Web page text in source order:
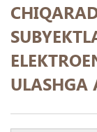
ULASHGA